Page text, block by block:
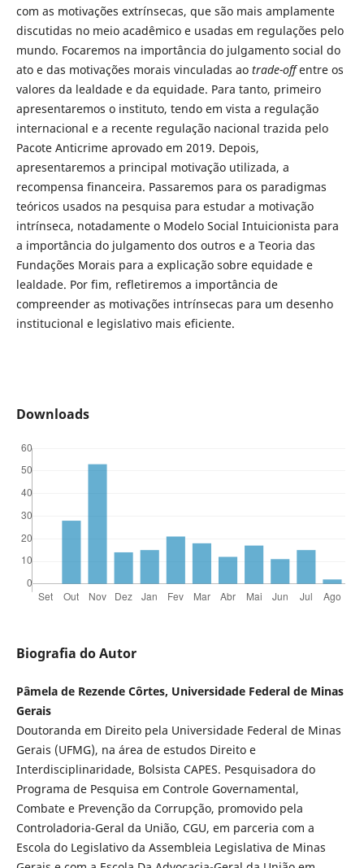
com as motivações extrínsecas, que são mais amplamente
discutidas no meio acadêmico e usadas em regulações pelo
mundo. Focaremos na importância do julgamento social do
ato e das motivações morais vinculadas ao trade-offentre os
valores da lealdade e da equidade. Para tanto, primeiro
apresentaremos o instituto, tendo em vista a regulação
internacional e a recente regulação nacional trazida pelo
Pacote Anticrime aprovado em 2019. Depois,
apresentaremos a principal motivação utilizada, a
recompensa financeira. Passaremos para os paradigmas
teóricos usados na pesquisa para estudar a motivação
intrínseca, notadamente o Modelo Social Intuicionista para
a importância do julgamento dos outros e a Teoria das
Fundações Morais para a explicação sobre equidade e
lealdade. Por fim, refletiremos a importância de
compreender as motivações intrínsecas para um desenho
institucional e legislativo mais eficiente.
Downloads
Biografia do Autor
Pâmela de Rezende Côrtes, Universidade Federal de Minas
Gerais
Doutoranda em Direito pela Universidade Federal de Minas
Gerais (UFMG), na área de estudos Direito e
Interdisciplinaridade, Bolsista CAPES. Pesquisadora do
Programa de Pesquisa em Controle Governamental,
Combate e Prevenção da Corrupção, promovido pela
Controladoria-Geral da União, CGU, em parceria com a
Escola do Legislativo da Assembleia Legislativa de Minas